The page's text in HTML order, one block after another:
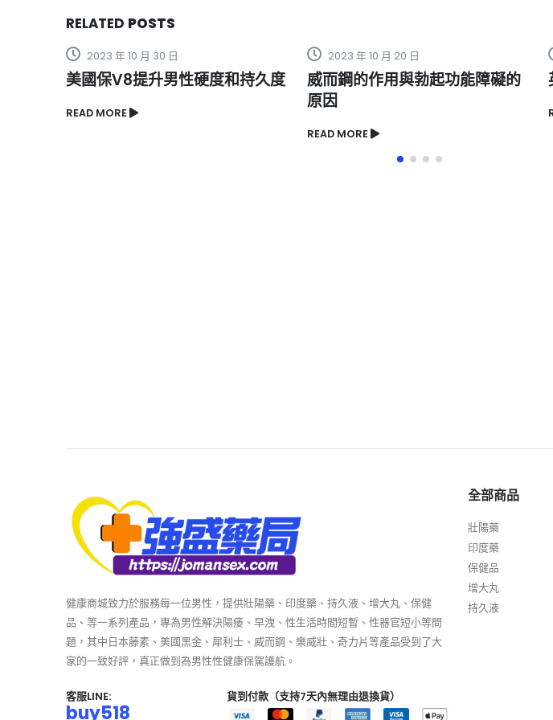
RELATED POSTS
2023 年 10 月 20 日
威而鋼的作用與勃起功能障礙的
2023 年 10 月 12 日
英國威馬壯陽藥好評如潮
健康商城致力於服務每一位男性，提供壯陽藥、印度藥、持久液、增大丸、保健
品、等一系列產品，專為男性解決陽痿、早洩、性生活時間短暫、性器官短小等問
題，其中日本藤素、美國黑金、犀利士、威而鋼、樂威壯、奇力片等產品受到了大
家的一致好評，真正做到為男性性健康保駕護航。
客服LINE:
buy518
貨到付款（支持7天內無理由退換貨）
全部商品
壯陽藥
印度藥
保健品
增大丸
持久液